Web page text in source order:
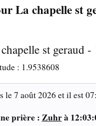
La chapelle st
st geraud -
: 1.9538608
le7 août 2026 et il est
prière : Zuhrà